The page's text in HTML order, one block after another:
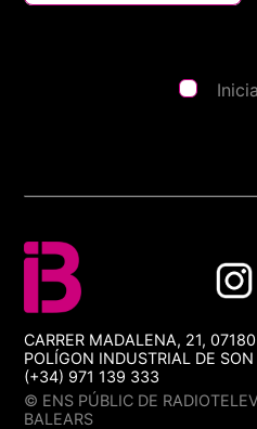
CARRER MADALENA, 21, 07180
POLÍGON INDUSTRIAL DE
(+34) 971 139 333
© ENS PÚBLIC DE
BALEARS